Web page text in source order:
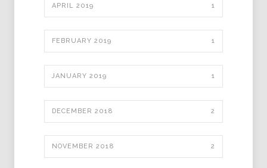
APRIL 2019 1
FEBRUARY 2019 1
JANUARY 2019 1
DECEMBER 2018 2
NOVEMBER 2018 2